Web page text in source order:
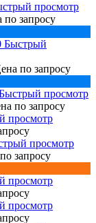
просмотр
по запросу
Быстрый
по запросу
просмотр
по запросу
просмотр
просмотр
запросу
просмотр
просмотр